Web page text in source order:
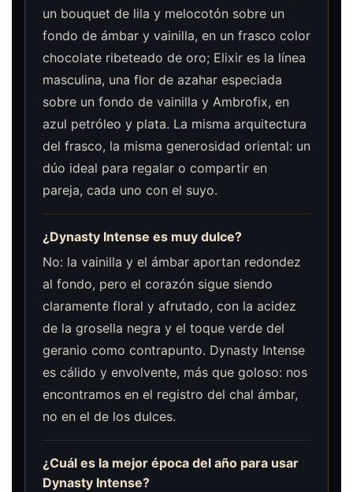
un bouquet de lila y melocotón sobre un
fondo de ámbar y vainilla, en un frasco color
chocolate ribeteado de oro; Elixir es la línea
masculina, una flor de azahar especiada
sobre un fondo de vainilla y Ambrofix, en
azul petróleo y plata. La misma arquitectura
del frasco, la misma generosidad oriental: un
dúo ideal para regalar o compartir en
pareja, cada uno con el suyo.
¿Dynasty Intense es muy dulce?
No: la vainilla y el ámbar aportan redondez
al fondo, pero el corazón sigue siendo
claramente floral y afrutado, con la acidez
de la grosella negra y el toque verde del
geranio como contrapunto. Dynasty Intense
es cálido y envolvente, más que goloso: nos
encontramos en el registro del chal ámbar,
no en el de los dulces.
¿Cuál es la mejor época del año para usar
Dynasty Intense?